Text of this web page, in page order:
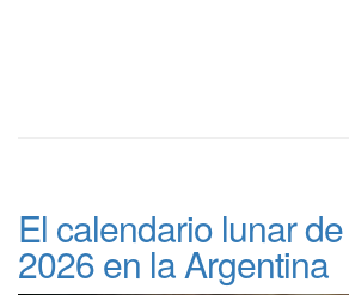
El calendario lunar
2026 en la Argentina